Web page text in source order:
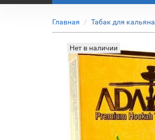
Главная Табак для кальяна
Нет в наличии